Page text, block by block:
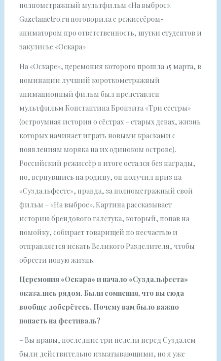
полнометражный мультфильм «На выброс».
Gazetametro.ru поговорила с режиссёром-
аниматором про ответственность, шутки студентов и
закулисье «Оскара»
На «Оскаре», церемония которого прошла 15 марта, в
номинации лучший короткометражный
анимационный фильм был представлен
мультфильм Константина Бронзита «Три сестры»
(остроумная история о сёстрах – старых девах, жизнь
которых начинает играть новыми красками с
появлениям моряка на их одиноком острове).
Российский режиссёр в итоге остался без награды,
но, вернувшись на родину, он получил приз на
«Суздальфесте», правда, за полнометражный свой
фильм – «На выброс». Картина рассказывает
историю брендового галстука, который, попав на
помойку, собирает товарищей по несчастью и
отправляется искать Великого Разделителя, чтобы
обрести новую жизнь.
Церемония «Оскара» и начало «Суздальфеста»
оказались рядом. Были сомнения, что вы сюда
вообще доберётесь. Почему вам было важно
попасть на фестиваль?
– Вы правы, последние три недели перед Суздалем
были действительно изматывающими, но я уже